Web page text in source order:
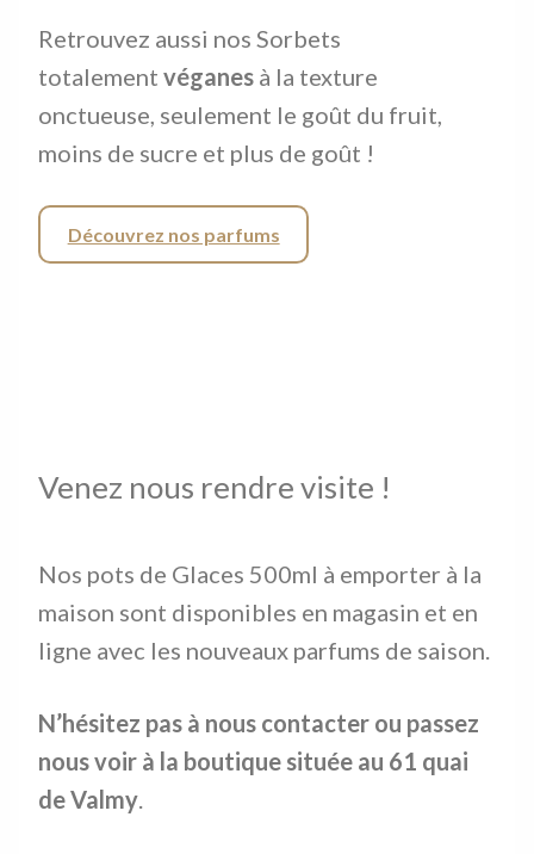
Retrouvez aussi nos Sorbets
totalement véganes à la texture
onctueuse, seulement le goût du fruit,
moins de sucre et plus de goût !
Découvrez nos parfums
Venez nous rendre visite !
Nos pots de Glaces 500ml à emporter à la
maison sont disponibles en magasin et en
ligne avec les nouveaux parfums de saison.
N’hésitez pas à nous contacter ou passez
nous voir à la boutique située au 61 quai
de Valmy